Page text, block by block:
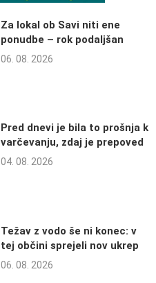
Za lokal ob Savi niti ene
ponudbe – rok podaljšan
06. 08. 2026
Pred dnevi je bila to prošnja k
varčevanju, zdaj je prepoved
04. 08. 2026
Težav z vodo še ni konec: v
tej občini sprejeli nov ukrep
06. 08. 2026